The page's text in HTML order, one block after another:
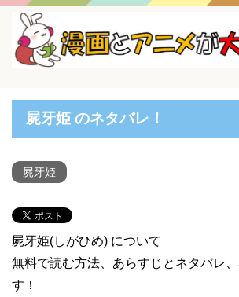
屍牙姫 のネタバレ！
屍牙姫
屍牙姫(しがひめ) について
無料で読む方法、あらすじとネタバレ
す！